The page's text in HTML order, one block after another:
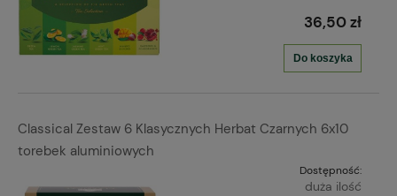
36,50 zł
Do koszyka
Classical Zestaw 6 Klasycznych Herbat Czarnych 6x10
torebek aluminiowych
Dostępność:
duża ilość